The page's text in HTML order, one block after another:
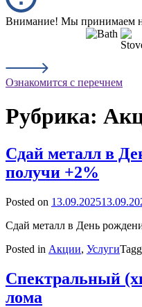
Внимание! Мы принимаем
Ознакомится с перечнем
Рубрика:
Сдай металл в
получи +2%
Posted on 13.09.2025
Сдай металл в День
Posted in Акции, Услуги
Спектральный
лома